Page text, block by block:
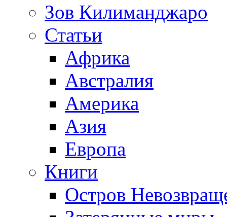
Зов Килиманджаро
Статьи
Африка
Австралия
Америка
Азия
Европа
Книги
Остров